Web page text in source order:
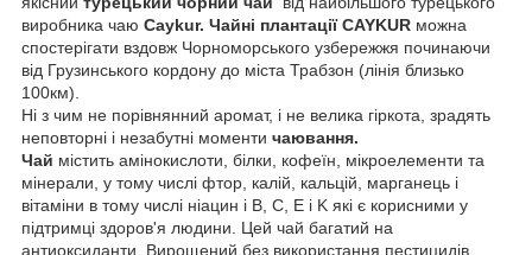
виробника чаю Caykur. Чайні плантації CAYKUR можна
спостерігати вздовж Чорноморського узбережжя починаючи
від Грузинського кордону до міста Трабзон (лінія близько
100км).
Ні з чим не порівнянний аромат, і не велика гіркота, зрадять
неповторні і незабутні моменти чаювання.
Чай містить амінокислоти, білки, кофеїн, мікроелементи та
мінерали, у тому числі фтор, калій, кальцій, марганець і
вітаміни в тому числі ніацин і B, C, E і K які є корисними у
підтримці здоров'я людини. Цей чай багатий на
антиоксиданти. Вирощений без використання пестицидів.